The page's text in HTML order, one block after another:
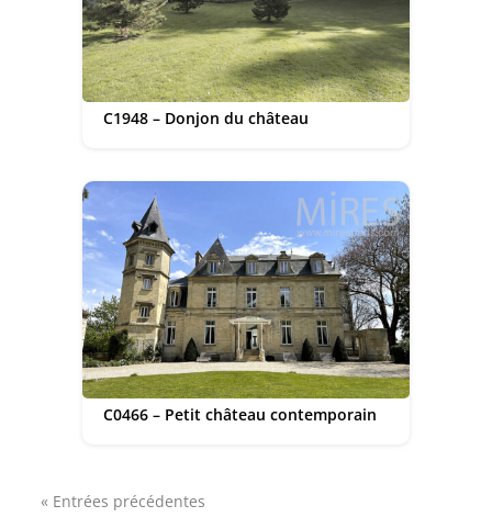
C1948 – Donjon du château
C0466 – Petit château contemporain
« Entrées précédentes